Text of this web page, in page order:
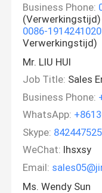
Business Phone:
(Verwerkingstijd)
0086-
Verwerkingstijd)
Mr. LIU HUI
Job Title: Sales
Business Phone:
WhatsApp:
Skype: 842447525
WeChat: lhsxsy
Email:
Ms. Wendy Sun